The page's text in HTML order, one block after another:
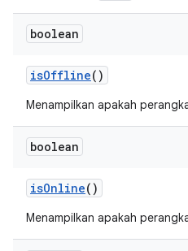
boolean
isOffline()
Menampilkan apakah
boolean
isOnline()
Menampilkan apakah